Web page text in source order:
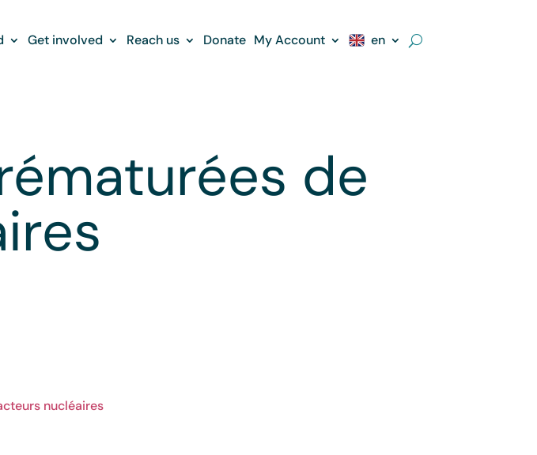
Get involved Reach us Donate My Account en
de
nucléaires